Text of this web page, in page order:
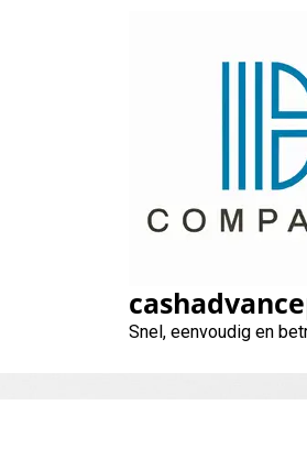
Snel, eenvoudig en